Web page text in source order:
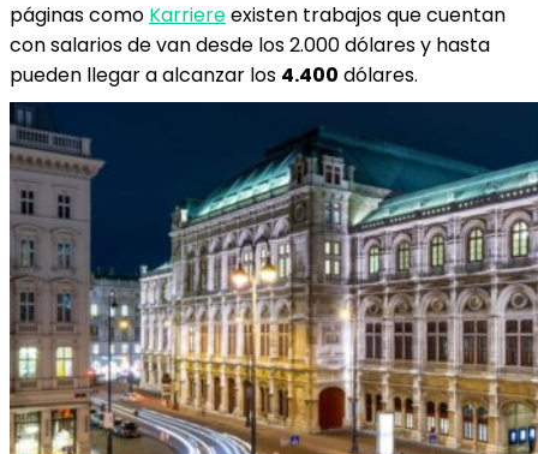
páginas como Karriereexisten trabajos que cuentan
con salarios de van desde los 2.000 dólares y hasta
pueden llegar a alcanzar los 4.400 dólares.